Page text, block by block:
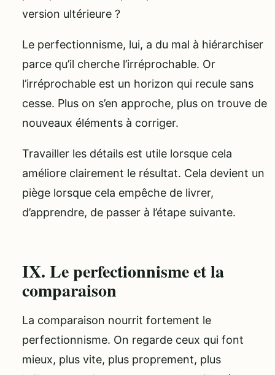
version ultérieure ?
Le perfectionnisme, lui, a du mal à hiérarchiser
parce qu’il cherche l’irréprochable. Or
l’irréprochable est un horizon qui recule sans
cesse. Plus on s’en approche, plus on trouve de
nouveaux éléments à corriger.
Travailler les détails est utile lorsque cela
améliore clairement le résultat. Cela devient un
piège lorsque cela empêche de livrer,
d’apprendre, de passer à l’étape suivante.
IX. Le perfectionnisme et la
comparaison
La comparaison nourrit fortement le
perfectionnisme. On regarde ceux qui font
mieux, plus vite, plus proprement, plus